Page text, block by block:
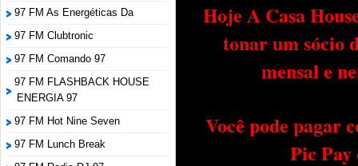
97 FM As Energéticas Da
97 FM Clubtronic
97 FM Comando 97
97 FM FLASHBACK HOUSE
ENERGIA 97
97 FM Hot Nine Seven
97 FM Lunch Break
Hoje A Casa
tonar um sócio
mensal e
Você pode pagar
Pic